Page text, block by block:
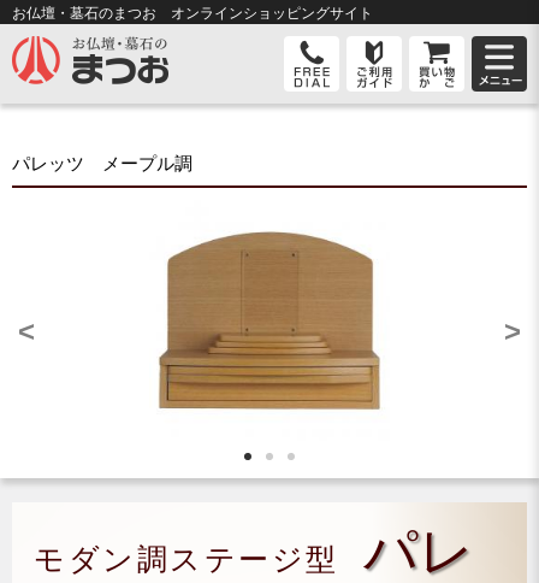
お仏壇・墓石のまつお オンラインショッピングサイト
パレッツ メープル調
< >
モダン調ステージ型
パレ